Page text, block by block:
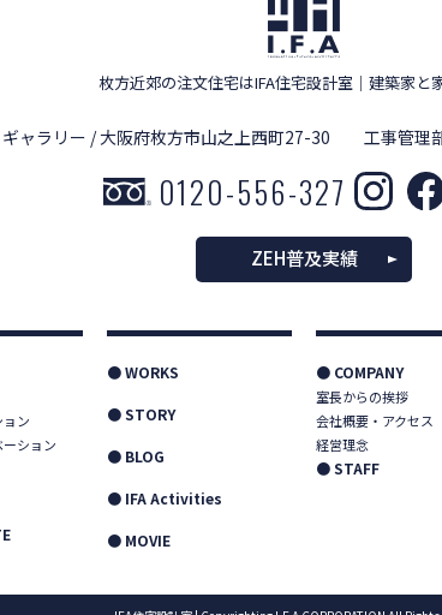
枚方近郊の注文住宅はIFA住宅設計室 ｜ 建築家と
ャラリー / 大阪府枚方市山之上西町27-30 工事管理
0120-556-327
ZEH普及実績
ン
ション
● WORKS
● STORY
● BLOG
● IFA Activities
● MOVIE
● COMPANY
室長からの挨拶
会社概要・アクセス
経営理念
● STAFF